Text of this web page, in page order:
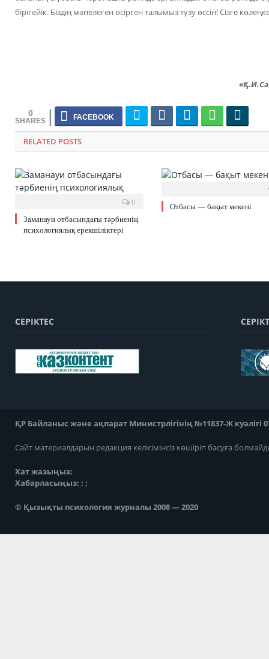
бірігейік. Біздің мәпелеген өсірген талымыз түзу өссін! Сізге
0
RELATED POSTS
0
Заманауи отбасындағы тәрбиенің
психологиялық ерекшіліктері
Отбасы — бақыт мекені
СЕРІКТЕС
ҚР Байланыс және ақпарат Министрлігінің №11837-Ж куәлігі
Сайт материалдарын редакция келісімінсіз көшіріп басуға
Хат жазыңыз:
Хабарласыңыз: ; ;
© Қызықты психология журналы 2008 — 2020